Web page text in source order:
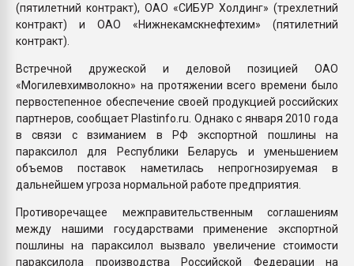
(пятилетний контракт), ОАО «СИБУР Холдинг» (трехлетний
контракт) и ОАО «Нижнекамскнефтехим» (пятилетний
контракт).
Встречной дружеской и деловой позицией ОАО
«Могилевхимволокно» на протяжении всего времени было
первостепенное обеспечение своей продукцией российских
партнеров, сообщает Plastinfo.ru. Однако с января 2010 года
в связи с взиманием в РФ экспортной пошлины на
параксилол для Республики Беларусь и уменьшением
объемов поставок наметилась непрогнозируемая в
дальнейшем угроза нормальной работе предприятия.
Противоречащее межправительственным соглашениям
между нашими государствами применение экспортной
пошлины на параксилол вызвало увеличение стоимости
параксилола производства Российской Федерации на